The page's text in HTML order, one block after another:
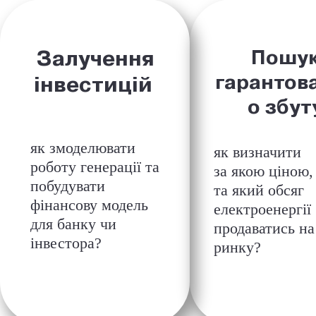
Залучення
інвестицій
як змоделювати
роботу генерації та
побудувати
фінансову модель
для банку чи
інвестора?
о
як визначити
за якою
та якийобсяг
продаватись на
ринку?